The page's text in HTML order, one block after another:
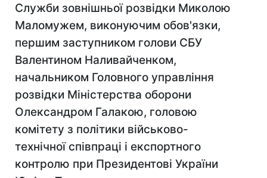
Служби зовнішньої розвідки Миколою
Маломужем, виконуючим обов'язки,
першим заступником голови СБУ
Валентином Наливайченком,
начальником Головного управління
розвідки Міністерства оборони
Олександром Галакою, головою
комітету з політики військово-
технічної співпраці і експортного
контролю при Президентові України